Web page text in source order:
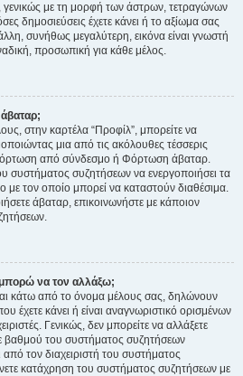
γενικώς με τη μορφή των άστρων, τετραγώνων
δημοσιεύσεις έχετε κάνει ή το αξίωμα σας
συνήθως μεγαλύτερη, εικόνα είναι γνωστή
προσωπική για κάθε μέλος.
στην καρτέλα “Προφίλ”, μπορείτε να
μια από τις ακόλουθες τέσσερις
από σύνδεσμο ή Φόρτωση άβαταρ.
συστήματος συζητήσεων να ενεργοποιήσει τα
με τον οποίο μπορεί να καταστούν διαθέσιμα.
άβαταρ, επικοινωνήστε με κάποιον
μπορώ να τον αλλάξω;
κάτω από το όνομα μέλους σας, δηλώνουν
έχετε κάνει ή είναι αναγνωριστικό ορισμένων
Γενικώς, δεν μπορείτε να αλλάξετε
βαθμού του συστήματος συζητήσεων
τον διαχειριστή του συστήματος
κατάχρηση του συστήματος συζητήσεων με